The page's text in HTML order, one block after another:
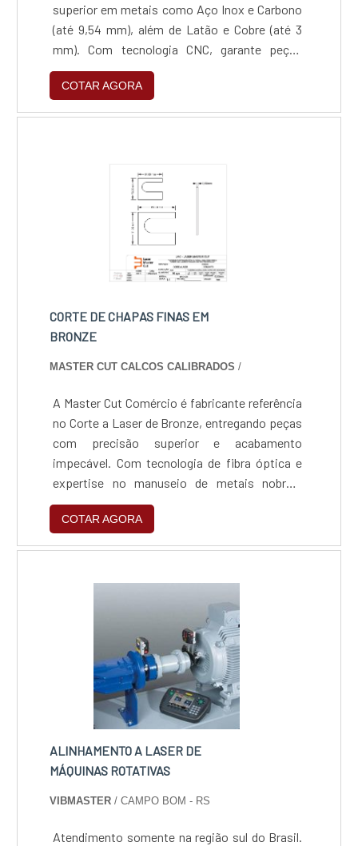
superior em metais como Aço Inox e Carbono
(até 9,54 mm), além de Latão e Cobre (até 3
mm). Com tecnologia CNC, garante peças
isentas de rebarbas e fiel aos desenhos
técnicos, com entrega rápida de 1 a 4 dias
úteis. É a solução ideal para prototipagem e
economia de material e repetibilidade
COTAR AGORA
CORTE DE CHAPAS FINAS EM
BRONZE
MASTER CUT CALCOS CALIBRADOS /
A Master Cut Comércio é fabricante referência
no Corte a Laser de Bronze, entregando peças
com precisão superior e acabamento
impecável. Com tecnologia de fibra óptica e
expertise no manuseio de metais nobres,
transformamos chapas e perfis em
componentes industriais de alta performance
e peças decorativas complexas, unindo
pelos nossos clientes.
COTAR AGORA
ALINHAMENTO A LASER DE
MÁQUINAS ROTATIVAS
VIBMASTER / CAMPO BOM - RS
Atendimento somente na região sul do Brasil.